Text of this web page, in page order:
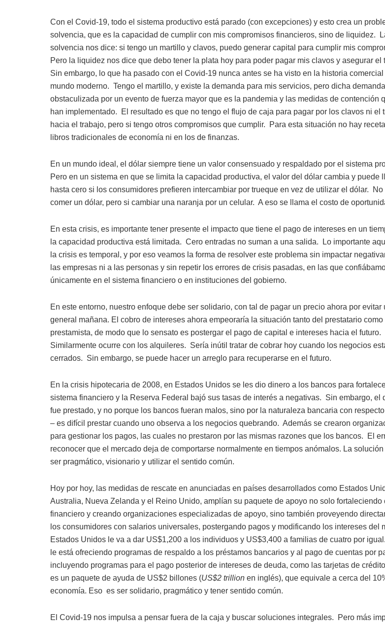
Con el Covid-19, todo el sistema productivo está parado (con excepciones) y esto crea un
solvencia, que es la capacidad de cumplir con mis compromisos financieros, sino de liquidez.
solvencia nos dice: si tengo un martillo y clavos, puedo generar capital para cumplir mis
Pero la liquidez nos dice que debo tener la plata hoy para poder pagar mis clavos y asegurar el
Sin embargo, lo que ha pasado con el Covid-19 nunca antes se ha visto en la historia comercial
mundo moderno. Tengo el martillo, y existe la demanda para mis servicios, pero dicha
obstaculizada por un evento de fuerza mayor que es la pandemia y las medidas de contención
han implementado.
El resultado es que no tengo el flujo de caja para pagar por los clavos ni el
hacia el trabajo, pero si tengo otros compromisos que cumplir.
Para esta situación no hay
libros tradicionales de economía ni en los de finanzas.
En un mundo ideal, el dólar siempre tiene un valor consensuado y respaldado por el sistema
Pero en un sistema en que se limita la capacidad productiva, el valor del dólar cambia y puede
hasta cero si los consumidores prefieren intercambiar por trueque en vez de utilizar el dólar.
No
comer un dólar, pero si cambiar una naranja por un celular. A eso se llama el costo de
En esta crisis, es importante tener presente el impacto que tiene el pago de intereses en un
la capacidad productiva está limitada. Cero entradas no suman a una salida.
Lo importante
la crisis es temporal, y por eso veamos la forma de resolver este problema sin impactar
las empresas ni a las personas y sin repetir los errores de crisis pasadas, en las que
únicamente en el sistema financiero o en instituciones del gobierno.
En este entorno, nuestro enfoque debe ser solidario, con tal de pagar un precio ahora por evitar
general mañana. El cobro de intereses ahora empeoraría la situación tanto del prestatario como
prestamista, de modo que lo sensato es postergar el pago de capital e intereses hacia el futuro.
Similarmente ocurre con los alquileres. Sería inútil tratar de cobrar hoy cuando los negocios
cerrados. Sin embargo, se puede hacer un arreglo para recuperarse en el futuro.
En la crisis hipotecaria de 2008, en Estados Unidos se les dio dinero a los bancos para
sistema financiero y la Reserva Federal bajó sus tasas de interés a negativas. Sin embargo, el
fue prestado, y no porque los bancos fueran malos, sino por la naturaleza bancaria con
– es difícil prestar cuando uno observa a los negocios quebrando. Además se crearon
para gestionar los pagos, las cuales no prestaron por las mismas razones que los bancos.
El
reconocer que el mercado deja de comportarse normalmente en tiempos anómalos. La
ser pragmático, visionario y utilizar el sentido común.
Hoy por hoy, las medidas de rescate en anunciadas en países desarrollados como Estados
Australia, Nueva Zelanda y el Reino Unido, amplían su paquete de apoyo no solo fortaleciendo
financiero y creando organizaciones especializadas de apoyo, sino también proveyendo
los consumidores con salarios universales, postergando pagos y modificando los intereses del
Estados Unidos le va a dar US$1,200 a los individuos y US$3,400 a familias de cuatro por
le está ofreciendo programas de respaldo a los préstamos bancarios y al pago de cuentas por
incluyendo programas para el pago posterior de intereses de deuda, como las tarjetas de
es un paquete de ayuda de US$2 billones (US$2 trillion en inglés), que equivale a cerca del
economía. Eso es ser solidario, pragmático y tener sentido común.
El Covid-19 nos impulsa a pensar fuera de la caja y buscar soluciones integrales. Pero más